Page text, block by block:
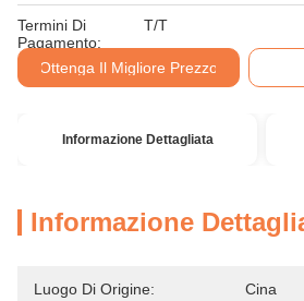
Termini Di
Pagamento:
T/T
Ottenga Il Migliore Prezzo
Informazione Dettagliata
Informazione
Luogo Di Origine: Cina